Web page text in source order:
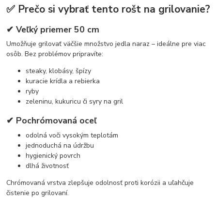
✅ Prečo si vybrať tento rošt na grilovanie?
✔ Veľký priemer 50 cm
Umožňuje grilovať väčšie množstvo jedla naraz – ideálne pre viac
osôb. Bez problémov pripravíte:
steaky, klobásy, špízy
kuracie krídla a rebierka
ryby
zeleninu, kukuricu či syry na gril
✔ Pochrómovaná oceľ
odolná voči vysokým teplotám
jednoduchá na údržbu
hygienický povrch
dlhá životnosť
Chrómovaná vrstva zlepšuje odolnosť proti korózii a uľahčuje
čistenie po grilovaní.